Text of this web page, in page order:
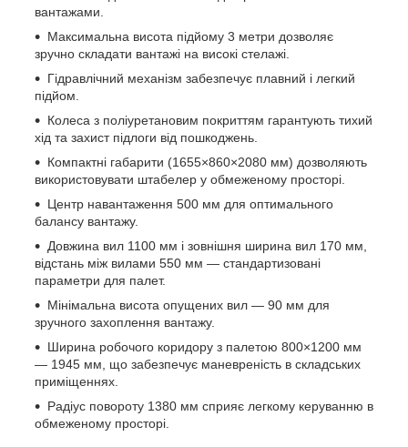
вантажами.
Максимальна висота підйому 3 метри дозволяє
зручно складати вантажі на високі стелажі.
Гідравлічний механізм забезпечує плавний і легкий
підйом.
Колеса з поліуретановим покриттям гарантують тихий
хід та захист підлоги від пошкоджень.
Компактні габарити (1655×860×2080 мм) дозволяють
використовувати штабелер у обмеженому просторі.
Центр навантаження 500 мм для оптимального
балансу вантажу.
Довжина вил 1100 мм і зовнішня ширина вил 170 мм,
відстань між вилами 550 мм — стандартизовані
параметри для палет.
Мінімальна висота опущених вил — 90 мм для
зручного захоплення вантажу.
Ширина робочого коридору з палетою 800×1200 мм
— 1945 мм, що забезпечує маневреність в складських
приміщеннях.
Радіус повороту 1380 мм сприяє легкому керуванню в
обмеженому просторі.